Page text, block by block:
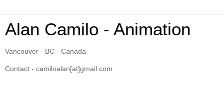
Alan Camilo - Animation
Vancouver - BC - Canada
Contact - camiloalan[at]gmail.com